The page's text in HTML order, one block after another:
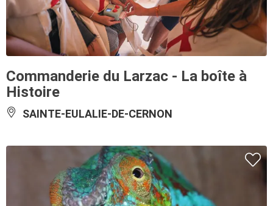
Commanderie du Larzac - La boîte à
Histoire
SAINTE-EULALIE-DE-CERNON